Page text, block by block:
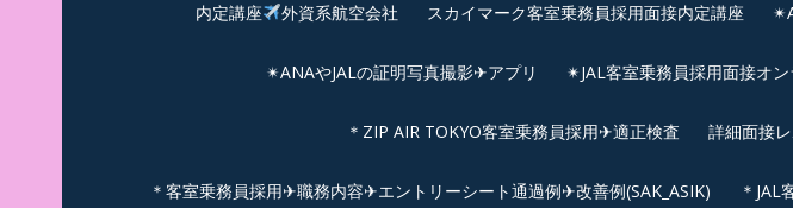
内定講座 外資系航空会社 スカイマーク客室乗務員採用面接内定講座
✴︎ANAやJALの証明写真撮影✈︎アプリ ✴︎JAL客室乗務員採用面接オ
＊ZIP AIR TOKYO客室乗務員採用✈適正検査 詳細面接
＊客室乗務員採用✈職務内容✈エントリーシート通過例✈改善例(SAK_ASIK) ＊JAL